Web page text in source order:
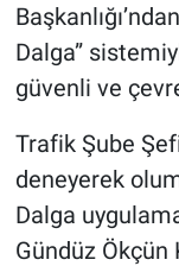
Dalga”
güvenli ve
Trafik Şube
deneyerek
Dalga
Gündüz Ökçün